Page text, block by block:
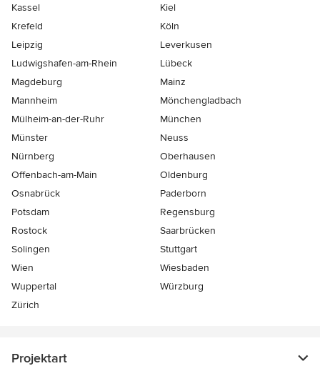
Kassel
Kiel
Krefeld
Köln
Leipzig
Leverkusen
Ludwigshafen-am-Rhein
Lübeck
Magdeburg
Mainz
Mannheim
Mönchen­gladbach
Mülheim-an-der-Ruhr
München
Münster
Neuss
Nürnberg
Oberhausen
Offenbach-am-Main
Oldenburg
Osnabrück
Paderborn
Potsdam
Regensburg
Rostock
Saarbrücken
Solingen
Stuttgart
Wien
Wiesbaden
Wuppertal
Würzburg
Zürich
Projektart